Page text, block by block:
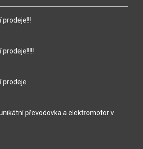
prodeje!!!
prodeje
převodovka a elektromotor v